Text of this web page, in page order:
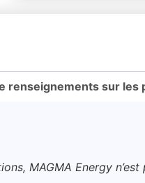
renseignements sur les
MAGMA Energy